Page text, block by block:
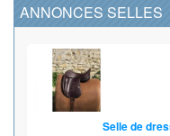
ANNONCES SELLES
Selle de